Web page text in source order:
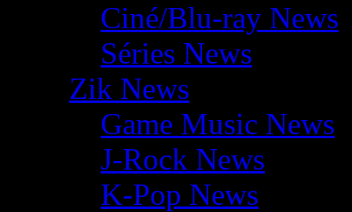
Ciné/Blu-ray News
Séries News
Zik News
Game Music News
J-Rock News
K-Pop News